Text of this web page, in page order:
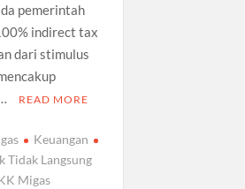
pemerintah
indirect tax
dari stimulus
READ MORE
Keuangan
Tidak Langsung
Migas